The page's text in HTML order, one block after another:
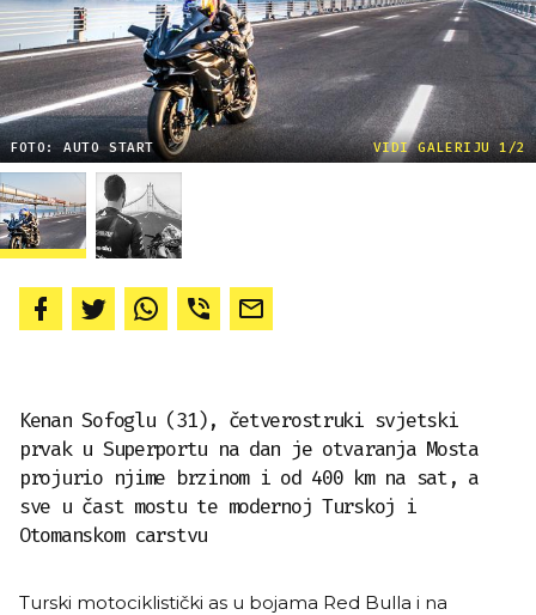
FOTO: AUTO START VIDI GALERIJU 1/2
Kenan Sofoglu (31), četverostruki svjetski
prvak u Superportu na dan je otvaranja Mosta
projurio njime brzinom i od 400 km na sat, a
sve u čast mostu te modernoj Turskoj i
Otomanskom carstvu
Turski motociklistički as u bojama Red Bulla i na